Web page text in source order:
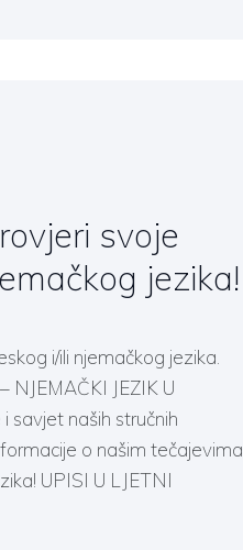
svoje
jezika!
i/ili njemačkog jezika.
NJEMAČKI JEZIK U
savjet naših stručnih
o našim tečajevima
UPISI U LJETNI